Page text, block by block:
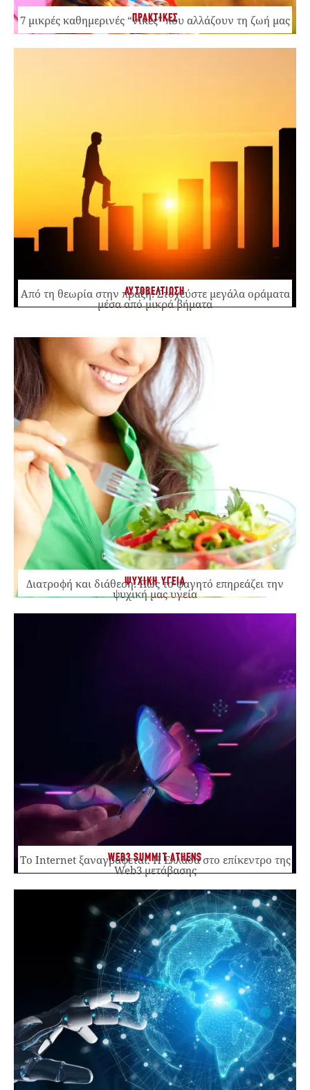
ΠΡΑΚΤΙΚΕΣ
7 μικρές καθημερινές “νίκες” που αλλάζουν τη ζωή μας
ΑΥΤΟΒΕΛΤΙΩΣΗ
Από τη θεωρία στην πράξη: Στοχεύστε μεγάλα οράματα
μέσα από μικρά βήματα
ΨΥΧΙΚΗ ΥΓΕΙΑ
Διατροφή και διάθεση: Πώς το φαγητό επηρεάζει την
ψυχική μας υγεία
WEB3 SUMMIT ATHENS
Το Internet ξαναγράφεται. Η Ελλάδα στο επίκεντρο της
Web3 μετάβασης